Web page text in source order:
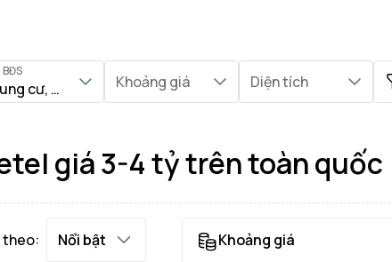
BĐS
cư, Officetel Khoảng giá Diện tích
giá 3-4 tỷ trên toàn quốc
theo: Nổi bật Khoảng giá